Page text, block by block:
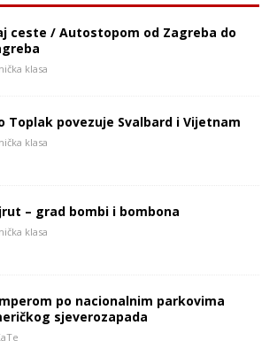
ceste / Autostopom od Zagreba do
klasa
Toplak povezuje Svalbard i Vijetnam
klasa
– grad bombi i bombona
klasa
po nacionalnim parkovima
sjeverozapada